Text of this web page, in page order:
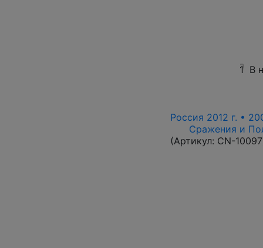
1 В
Россия 2012 г. •
Сражения и
(Артикул: CN-10097